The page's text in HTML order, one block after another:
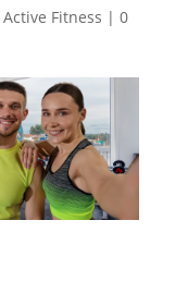
Active Fitness | 0